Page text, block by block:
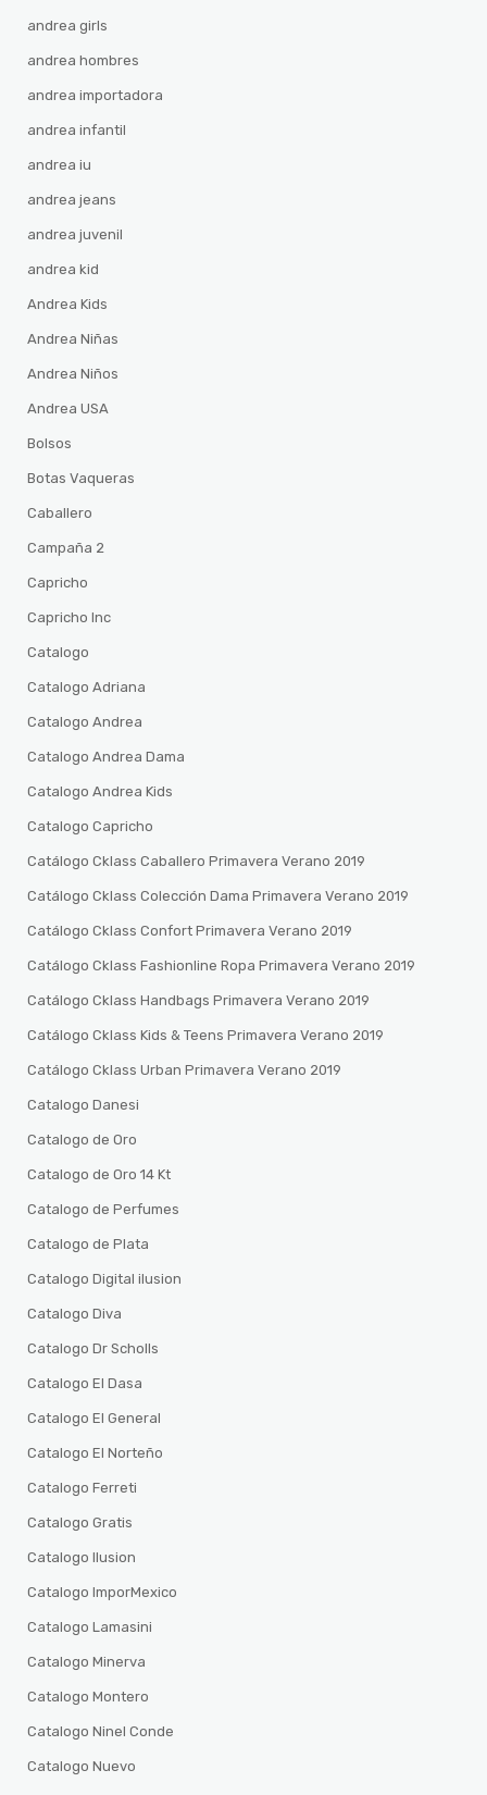
andrea girls
andrea hombres
andrea importadora
andrea infantil
andrea iu
andrea jeans
andrea juvenil
andrea kid
Andrea Kids
Andrea Niñas
Andrea Niños
Andrea USA
Bolsos
Botas Vaqueras
Caballero
Campaña 2
Capricho
Capricho Inc
Catalogo
Catalogo Adriana
Catalogo Andrea
Catalogo Andrea Dama
Catalogo Andrea Kids
Catalogo Capricho
Catálogo Cklass Caballero Primavera Verano 2019
Catálogo Cklass Colección Dama Primavera Verano 2019
Catálogo Cklass Confort Primavera Verano 2019
Catálogo Cklass Fashionline Ropa Primavera Verano 2019
Catálogo Cklass Handbags Primavera Verano 2019
Catálogo Cklass Kids & Teens Primavera Verano 2019
Catálogo Cklass Urban Primavera Verano 2019
Catalogo Danesi
Catalogo de Oro
Catalogo de Oro 14 Kt
Catalogo de Perfumes
Catalogo de Plata
Catalogo Digital ilusion
Catalogo Diva
Catalogo Dr Scholls
Catalogo El Dasa
Catalogo El General
Catalogo El Norteño
Catalogo Ferreti
Catalogo Gratis
Catalogo Ilusion
Catalogo ImporMexico
Catalogo Lamasini
Catalogo Minerva
Catalogo Montero
Catalogo Ninel Conde
Catalogo Nuevo